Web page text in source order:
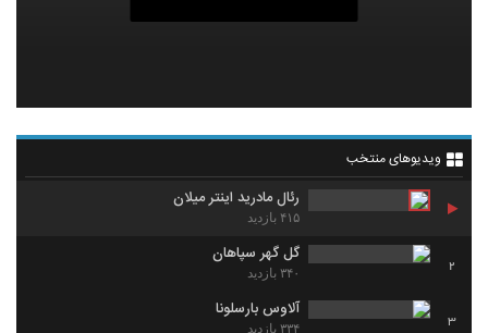
ویدیوهای منتخب
رئال مادرید اینتر میلان
۴۱۵ بازدید
2
گل گهر سپاهان
۳۴۰ بازدید
3
آلاوس بارسلونا
۳۳۴ بازدید